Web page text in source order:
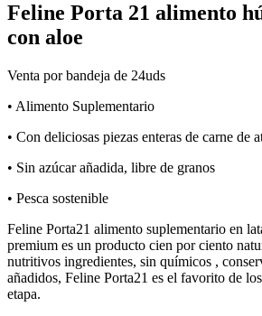
Feline Porta 21 alimento
con aloe
Venta por bandeja de 24uds
• Alimento Suplementario
• Con deliciosas piezas enteras de carne de
• Sin azúcar añadida, libre de granos
• Pesca sostenible
Feline Porta21 alimento suplementario en
premium es un producto cien por ciento
nutritivos ingredientes, sin químicos ,
añadidos, Feline Porta21 es el favorito de
etapa.